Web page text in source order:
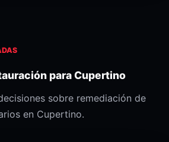
para Cupertino
sobre remediación de
en Cupertino.